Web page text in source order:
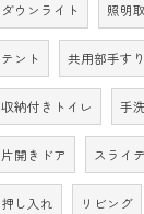
ダウンライト 照明
テント 共用部手すり
収納付きトイレ 手
片開きドア スライ
押し入れ リビング